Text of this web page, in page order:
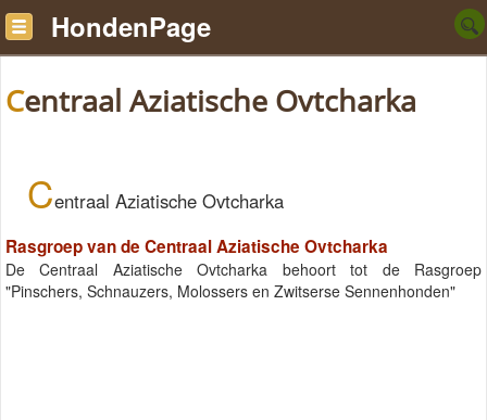
HondenPage
Centraal Aziatische Ovtcharka
Centraal Aziatische Ovtcharka
Rasgroep van de Centraal Aziatische Ovtcharka
De Centraal Aziatische Ovtcharka behoort tot de Rasgroep
"Pinschers, Schnauzers, Molossers en Zwitserse Sennenhonden"